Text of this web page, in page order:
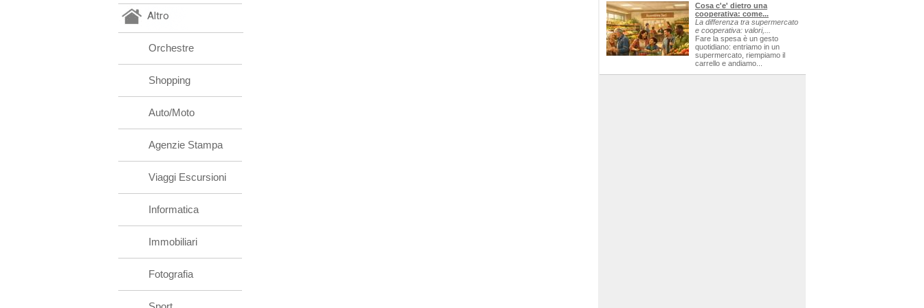
Altro
Orchestre
Shopping
Auto/Moto
Agenzie Stampa
Viaggi Escursioni
Informatica
Immobiliari
Fotografia
Cosa c'e' dietro una
cooperativa: come...
La differenza tra supermercato
e cooperativa: valori,...
Fare la spesa è un gesto
quotidiano: entriamo in un
supermercato, riempiamo il
carrello e andiamo...